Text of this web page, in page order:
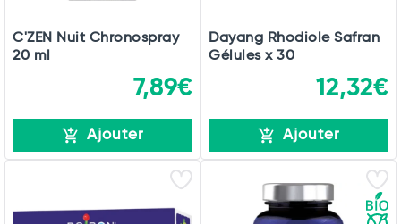
C'ZEN Nuit Chronospray
20 ml
7,89€
Ajouter
Dayang Rhodiole Safran
Gélules x 30
12,32€
Ajouter